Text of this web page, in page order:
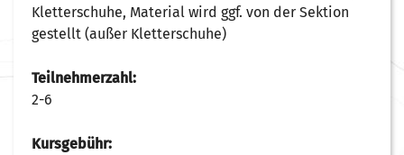
Kletterschuhe, Material wird ggf. von der Sektion
gestellt (außer Kletterschuhe)
Teilnehmerzahl:
2-6
Kursgebühr: